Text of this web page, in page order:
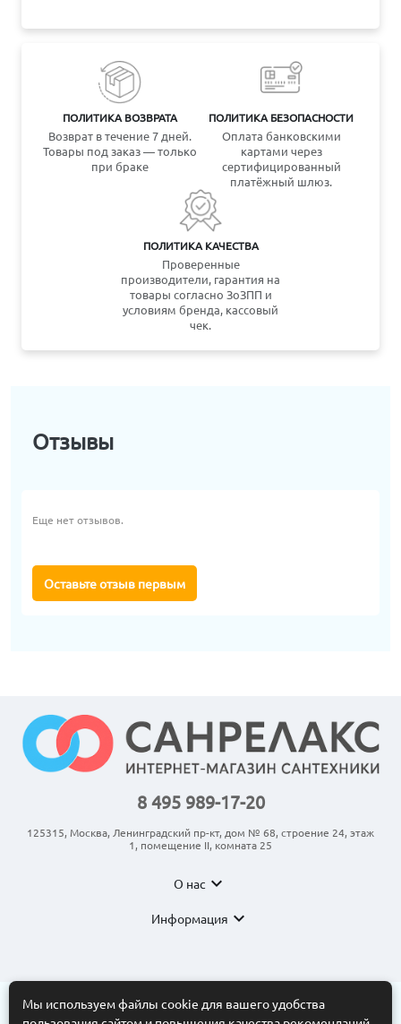
ПОЛИТИКА ВОЗВРАТА
Возврат в течение 7 дней.
Товары под заказ — только
при браке
ПОЛИТИКА БЕЗОПАСНОСТИ
Оплата банковскими
картами через
сертифицированный
платёжный шлюз.
ПОЛИТИКА КАЧЕСТВА
Проверенные
производители, гарантия на
товары согласно ЗоЗПП и
условиям бренда, кассовый
чек.
Отзывы
Еще нет отзывов.
Оставьте отзыв первым
8 495 989-17-20
125315, Москва, Ленинградский пр-кт, дом № 68, строение 24, этаж
1, помещение II, комната 25
О нас expand_more
Информация expand_more
Мы используем файлы cookie для вашего удобства